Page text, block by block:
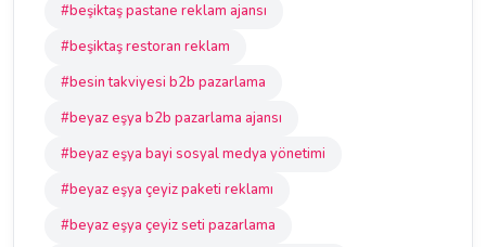
#beşiktaş pastane reklam ajansı
#beşiktaş restoran reklam
#besin takviyesi b2b pazarlama
#beyaz eşya b2b pazarlama ajansı
#beyaz eşya bayi sosyal medya yönetimi
#beyaz eşya çeyiz paketi reklamı
#beyaz eşya çeyiz seti pazarlama